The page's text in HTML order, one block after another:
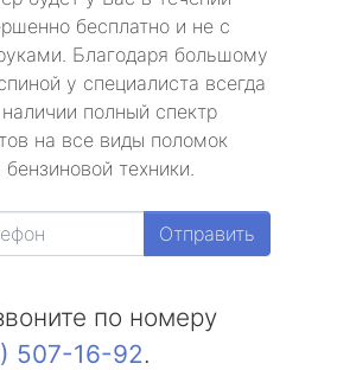
бесплатно и не с
Благодаря большому
у специалиста всегда
полный спектр
на все виды поломок
техники.
Отправить
по номеру
507-16-92.